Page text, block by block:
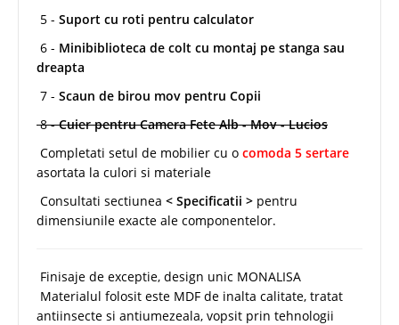
5 - Suport cu roti pentru calculator
6 - Minibiblioteca de colt cu montaj pe stanga sau
dreapta
7 - Scaun de birou mov pentru Copii
8 -Cuier pentru Camera Fete Alb - Mov - Lucios
Completati setul de mobilier cu o comoda 5 sertare
asortata la culori si materiale
Consultati sectiunea < Specificatii > pentru
dimensiunile exacte ale componentelor.
Finisaje de exceptie, design unic MONALISA
Materialul folosit este MDF de inalta calitate, tratat
antiinsecte si antiumezeala, vopsit prin tehnologii